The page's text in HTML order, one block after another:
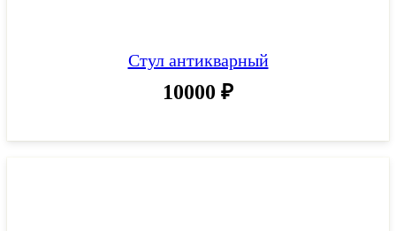
Стул антикварный
10000 ₽